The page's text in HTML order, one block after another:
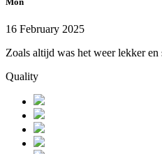
16 February 2025
Zoals altijd was het weer lekker
Quality